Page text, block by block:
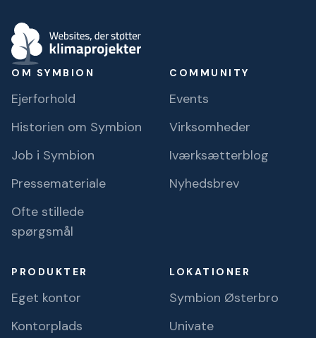
OM SYMBION
Ejerforhold
Historien om Symbion
Job i Symbion
Pressemateriale
Ofte stillede
spørgsmål
COMMUNITY
Events
Virksomheder
Iværksætterblog
Nyhedsbrev
PRODUKTER
Eget kontor
Kontorplads
LOKATIONER
Symbion Østerbro
Univate